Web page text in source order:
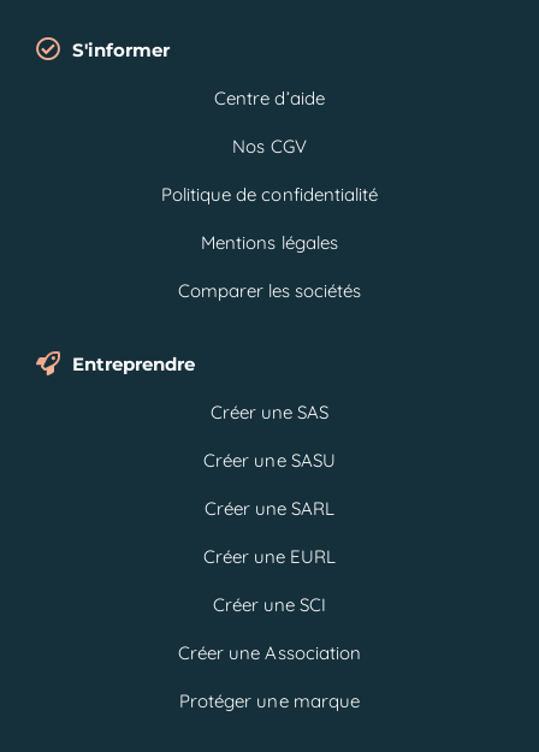
S'informer
Centre d’aide
Nos CGV
Politique de confidentialité
Mentions légales
Comparer les sociétés
Entreprendre
Créer une SAS
Créer une SASU
Créer une SARL
Créer une EURL
Créer une SCI
Créer une Association
Protéger une marque